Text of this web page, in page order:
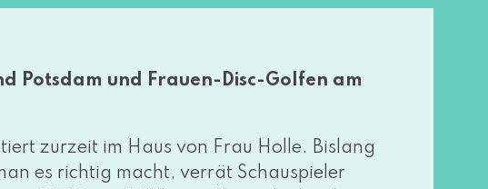
Potsdam und Frauen-Disc-Golfen am
zur­zeit im Haus von Frau Holle. Bislang
es rich­tig macht, ver­rät Schauspieler